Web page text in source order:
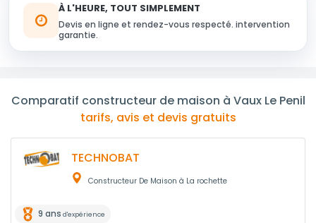
À L'HEURE, TOUT SIMPLEMENT
Devis en ligne et rendez-vous respecté. intervention
garantie.
Comparatif constructeur de maison à Vaux Le Penil
tarifs, avis et devis gratuits
TECHNOBAT
Constructeur De Maison à La rochette
9 ans d'expérience